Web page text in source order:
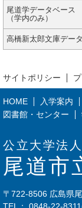
尾道学データベース
（学内のみ）
高橋新太郎文庫デー
サイトポリシー
HOME 入学案内
図書館・センター
公立大学法人
尾道市
〒722-8506 広島県